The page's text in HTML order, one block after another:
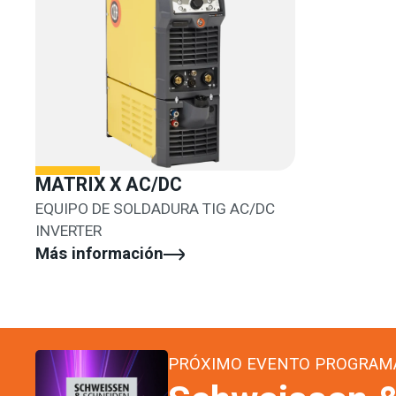
MATRIX X AC/DC
EQUIPO DE SOLDADURA TIG AC/DC
INVERTER
Más información
PRÓXIMO EVENTO